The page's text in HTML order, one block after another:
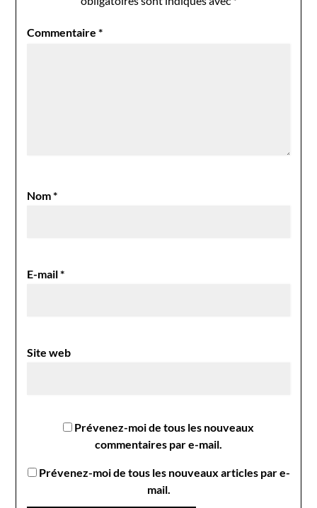
Commentaire*
Nom*
E-mail*
Site web
Prévenez-moi de tous les nouveaux
commentaires par e-mail.
Prévenez-moi de tous les nouveaux articles par e-
mail.